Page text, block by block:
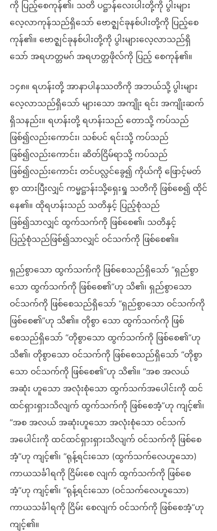
ကို ပြည့်စေကုန်၏၊ သတိ ပဋ္ဌာန်လေးပါးတို့ကို ပွါးများ
လေ့လာကုန်သည်ရှိသော် ဗောဇ္ဈင်ခုနစ်ပါးတို့ကို ပြည့်စေ
ကုန်၏။ ဗောဇ္ဈင်ခုနစ်ပါးတို့ကို ပွါးများလေ့လာသည်ရှိ
သော် အရဟတ္တမဂ် အရဟတ္တဖိုလ်ကို ပြည့် စေကုန်၏။
၁၄၈။ ရဟန်းတို့ အာနာပါနဿတိကို အဘယ်သို့ ပွါးများ
လေ့လာသည်ရှိသော် များသော အကျိုး ရင်း အကျိုးဆက်
ရှိသနည်း။ ရဟန်းတို့ ရဟန်းသည် တောသို့ ကပ်သည်
ဖြစ်၍လည်းကောင်း၊ သစ်ပင် ရင်းသို့ ကပ်သည်
ဖြစ်၍လည်းကောင်း၊ ဆိတ်ငြိမ်ရာသို့ ကပ်သည်
ဖြစ်၍လည်းကောင်း တင်ပလ္လင်ခွေ၍ ကိုယ်ကို ဖြောင့်မတ်
စွာ ထားပြီးလျှင် ကမ္မဋ္ဌာန်းသို့ရှေးရှု သတိကို ဖြစ်စေ၍ ထိုင်
နေ၏။ ထိုရဟန်းသည် သတိနှင့် ပြည့်စုံသည်
ဖြစ်၍သာလျှင် ထွက်သက်ကို ဖြစ်စေ၏၊ သတိနှင့်
ပြည့်စုံသည်ဖြစ်၍သာလျှင် ဝင်သက်ကို ဖြစ်စေ၏။
ရှည်စွာသော ထွက်သက်ကို ဖြစ်စေသည်ရှိသော် “ရှည်စွာ
သော ထွက်သက်ကို ဖြစ်စေ၏”ဟု သိ၏၊ ရှည်စွာသော
ဝင်သက်ကို ဖြစ်စေသည်ရှိသော် “ရှည်စွာသော ဝင်သက်ကို
ဖြစ်စေ၏”ဟု သိ၏။ တိုစွာ သော ထွက်သက်ကို ဖြစ်
စေသည်ရှိသော် “တိုစွာသော ထွက်သက်ကို ဖြစ်စေ၏”ဟု
သိ၏၊ တိုစွာသော ဝင်သက်ကို ဖြစ်စေသည်ရှိသော် “တိုစွာ
သော ဝင်သက်ကို ဖြစ်စေ၏”ဟု သိ၏။ “အစ အလယ်
အဆုံး ဟူသော အလုံးစုံသော ထွက်သက်အပေါင်းကို ထင်
ထင်ရှားရှားသိလျက် ထွက်သက်ကို ဖြစ်စေအံ့”ဟု ကျင့်၏၊
“အစ အလယ် အဆုံးဟူသော အလုံးစုံသော ဝင်သက်
အပေါင်းကို ထင်ထင်ရှားရှားသိလျက် ဝင်သက်ကို ဖြစ်စေ
အံ့”ဟု ကျင့်၏၊ “ရုန့်ရင်းသော (ထွက်သက်လေဟူသော)
ကာယသင်္ခါရကို ငြိမ်းစေ လျက် ထွက်သက်ကို ဖြစ်စေ
အံ့”ဟု ကျင့်၏၊ “ရုန့်ရင်းသော (ဝင်သက်လေဟူသော)
ကာယသင်္ခါရကို ငြိမ်း စေလျက် ဝင်သက်ကို ဖြစ်စေအံ့”ဟု
ကျင့်၏။